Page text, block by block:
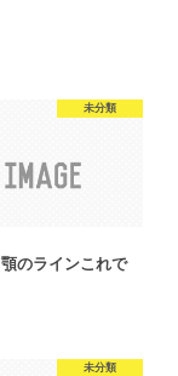
未分類
のラインこれで
未分類